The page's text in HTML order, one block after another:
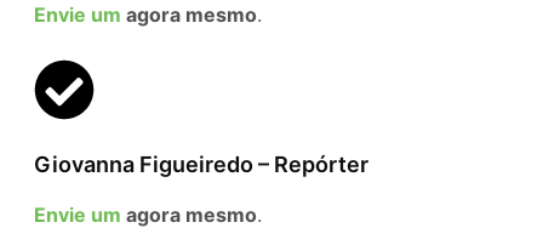
Envie um agora mesmo.
Giovanna Figueiredo – Repórter
Envie um agora mesmo.